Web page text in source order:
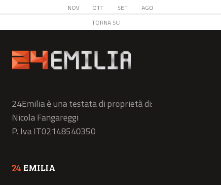
NOV OTT SET
AGO
TORNA SU
24Emilia è una testata di proprietà di:
Nicola Fangareggi
P. Iva IT02148540350
24 EMILIA